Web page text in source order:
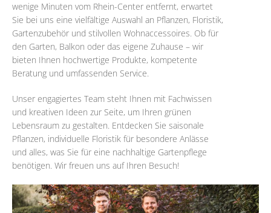
wenige Minuten vom Rhein-Center entfernt, erwartet
Sie bei uns eine vielfältige Auswahl an Pflanzen, Floristik,
Gartenzubehör und stilvollen Wohnaccessoires. Ob für
den Garten, Balkon oder das eigene Zuhause – wir
bieten Ihnen hochwertige Produkte, kompetente
Beratung und umfassenden Service.
Unser engagiertes Team steht Ihnen mit Fachwissen
und kreativen Ideen zur Seite, um Ihren grünen
Lebensraum zu gestalten. Entdecken Sie saisonale
Pflanzen, individuelle Floristik für besondere Anlässe
und alles, was Sie für eine nachhaltige Gartenpflege
benötigen. Wir freuen uns auf Ihren Besuch!